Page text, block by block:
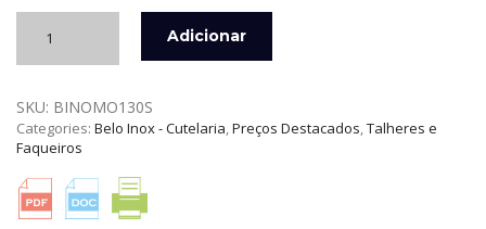
FAQUEIRO
130
PEÇAS
18/10
BELO
INOX
Adicionar
SKU: BINOMO130S
Categories: Belo Inox - Cutelaria,Preços Destacados,Talheres e
Faqueiros